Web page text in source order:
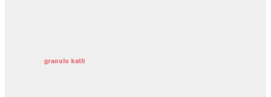
granulu katli